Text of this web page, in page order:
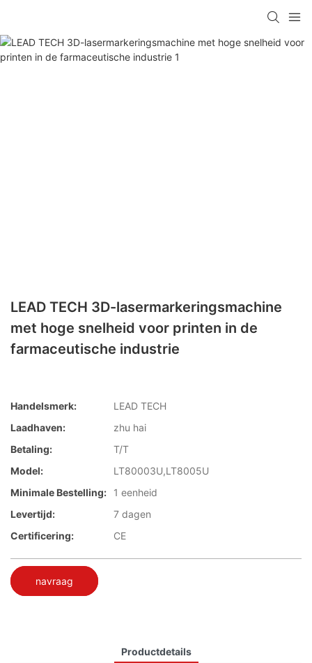
LEAD TECH 3D-lasermarkeringsmachine
met hoge snelheid voor printen in de
farmaceutische industrie
Handelsmerk:
LEAD TECH
Laadhaven:
zhu hai
Betaling:
T/T
Model:
LT80003U,LT8005U
Minimale Bestelling:
1 eenheid
Levertijd:
7 dagen
Certificering:
CE
navraag
Productdetails